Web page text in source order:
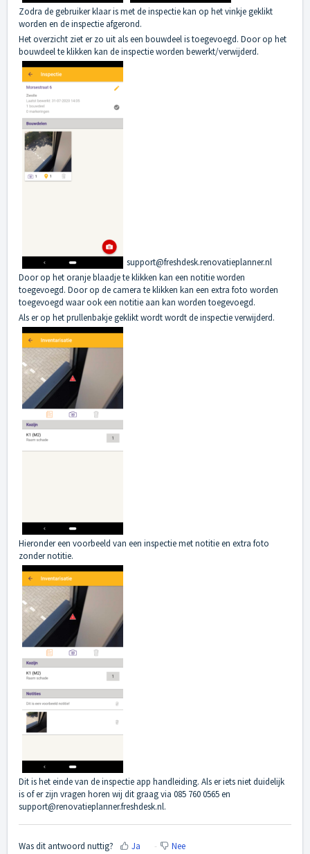
Zodra de gebruiker klaar is met de inspectie kan op het vinkje geklikt
worden en de inspectie afgerond.
Het overzicht ziet er zo uit als een bouwdeel is toegevoegd. Door op het
bouwdeel te klikken kan de inspectie worden bewerkt/verwijderd.
support@freshdesk.renovatieplanner.nl
Door op het oranje blaadje te klikken kan een notitie worden
toegevoegd. Door op de camera te klikken kan een extra foto worden
toegevoegd waar ook een notitie aan kan worden toegevoegd.
Als er op het prullenbakje geklikt wordt wordt de inspectie verwijderd.
Hieronder een voorbeeld van een inspectie met notitie en extra foto
zonder notitie.
Dit is het einde van de inspectie app handleiding. Als er iets niet duidelijk
is of er zijn vragen horen wij dit graag via 085 760 0565 en
support@renovatieplanner.freshdesk.nl.
Was dit antwoord nuttig? Ja Nee